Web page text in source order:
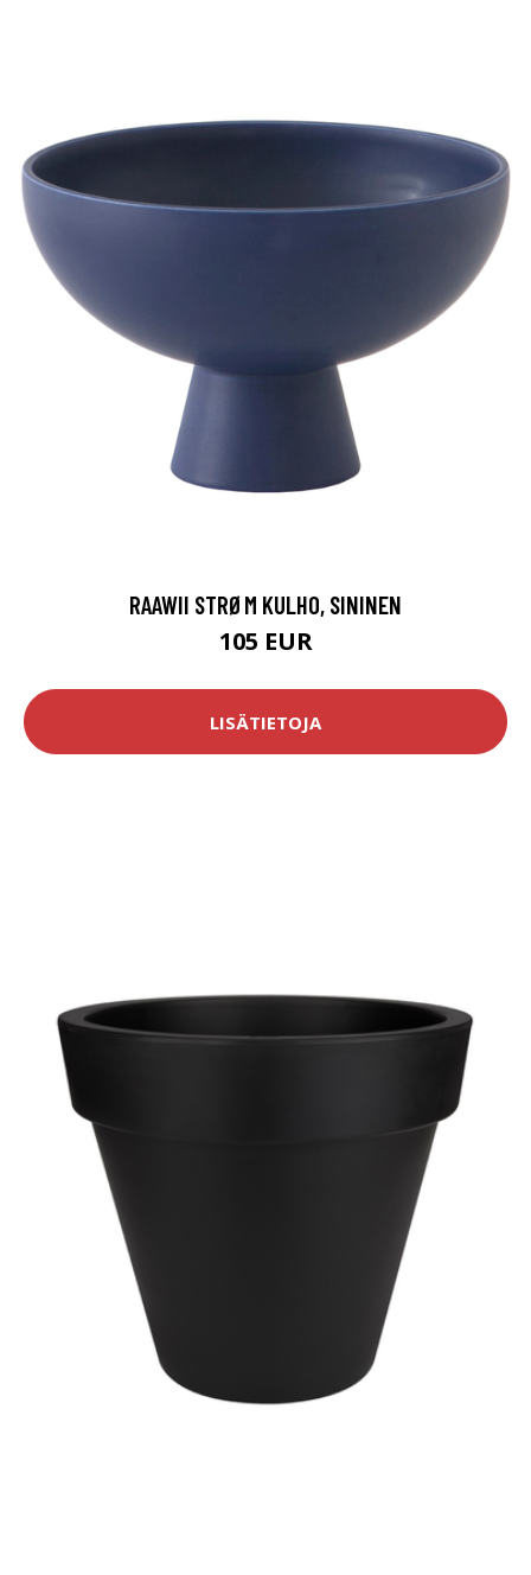
RAAWII STRØM KULHO, SININEN
105 EUR
LISÄTIETOJA